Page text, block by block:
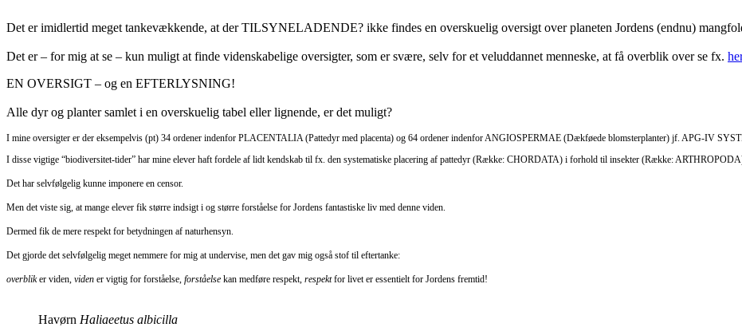
Det er imidlertid meget tankevækkende, at der TILSYNELADENDE? ikke findes en overskuelig oversigt over planeten Jordens (endnu)
Det er – for mig at se – kun muligt at finde videnskabelige oversigter, som er svære, selv for et veluddannet menneske, at få overblik over se fx. her
EN OVERSIGT – og en EFTERLYSNING!
Alle dyr og planter samlet i en overskuelig tabel eller lignende, er det muligt?
I mine oversigter er der eksempelvis (pt) 34 ordener indenfor PLACENTALIA (Pattedyr med placenta) og 64 ordener indenfor ANGIOSPERMAE (Dækføede blomsterplanter) jf. APG-IV
I disse vigtige “biodiversitet-tider” har mine elever haft fordele af lidt kendskab til fx. den systematiske placering af pattedyr (Række: CHORDATA) i forhold til insekter (Række:
Det har selvfølgelig kunne imponere en censor.
Men det viste sig, at mange elever fik større indsigt i og større forståelse for Jordens fantastiske liv med denne viden.
Dermed fik de mere respekt for betydningen af naturhensyn.
Det gjorde det selvfølgelig meget nemmere for mig at undervise, men det gav mig også stof til eftertanke:
overbliker viden, viden er vigtig for forståelse, forståelse kan medføre respekt, respektfor livet er essentielt for Jordens fremtid!
Havørn Haliaeetus albicilla